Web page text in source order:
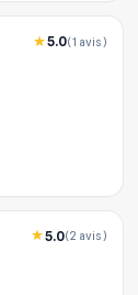
5.0(1 avis)
5.0(2 avis)